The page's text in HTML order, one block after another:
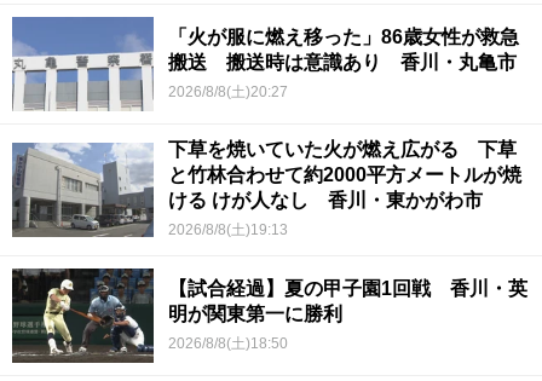
「火が服に燃え移った」86歳女性が救急
搬送 搬送時は意識あり 香川・丸亀市
2026/8/8(土)20:27
下草を焼いていた火が燃え広がる 下草
と竹林合わせて約2000平方メートルが焼
ける けが人なし 香川・東かがわ市
2026/8/8(土)19:13
【試合経過】夏の甲子園1回戦 香川・英
明が関東第一に勝利
2026/8/8(土)18:50